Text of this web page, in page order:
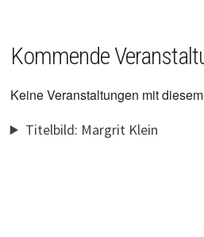
Kommende
Keine Veranstaltungen mit
Titelbild: Margrit Klein